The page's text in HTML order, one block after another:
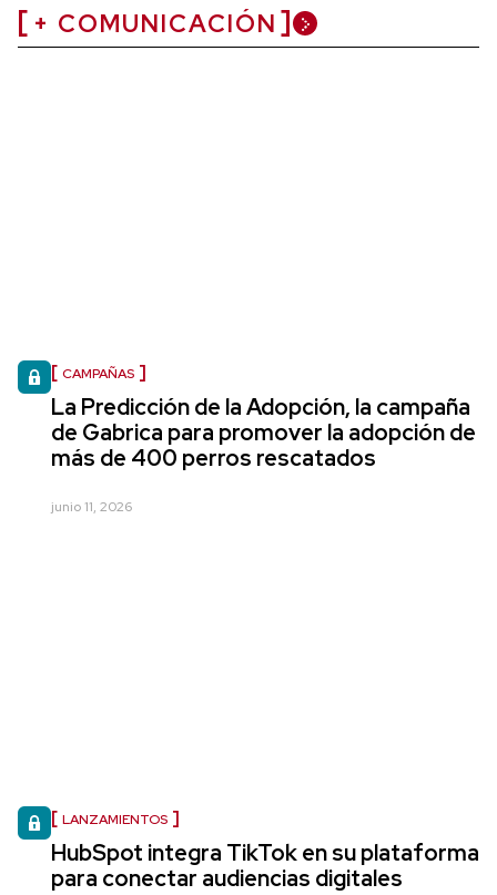
+ COMUNICACIÓN
CAMPAÑAS
La Predicción de la Adopción, la campaña
de Gabrica para promover la adopción de
más de 400 perros rescatados
junio 11, 2026
LANZAMIENTOS
HubSpot integra TikTok en su plataforma
para conectar audiencias digitales